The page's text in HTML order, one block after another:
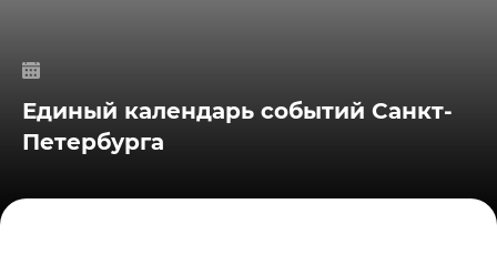
Единый календарь событий Санкт-
Петербурга